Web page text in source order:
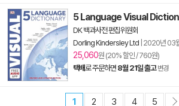
5 Language Visual
DK 백과사전 편집위원회
Dorling Kindersley Ltd 2020년 03
25,060원 (20% 할인 / 760원)
택배로 주문하면 8월 21일 출고 변경
1 2 3 4 5